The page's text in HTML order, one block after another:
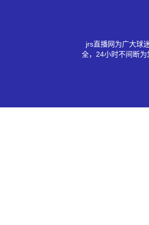
jrs直播网为广大球
全，24小时不间断